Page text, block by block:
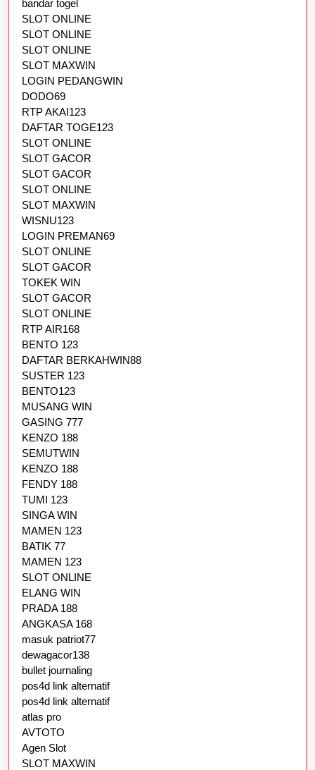
bandar togel
SLOT ONLINE
SLOT ONLINE
SLOT ONLINE
SLOT MAXWIN
LOGIN PEDANGWIN
DODO69
RTP AKAI123
DAFTAR TOGE123
SLOT ONLINE
SLOT GACOR
SLOT GACOR
SLOT ONLINE
SLOT MAXWIN
WISNU123
LOGIN PREMAN69
SLOT ONLINE
SLOT GACOR
TOKEK WIN
SLOT GACOR
SLOT ONLINE
RTP AIR168
BENTO 123
DAFTAR BERKAHWIN88
SUSTER 123
BENTO123
MUSANG WIN
GASING 777
KENZO 188
SEMUTWIN
KENZO 188
FENDY 188
TUMI 123
SINGA WIN
MAMEN 123
BATIK 77
MAMEN 123
SLOT ONLINE
ELANG WIN
PRADA 188
ANGKASA 168
masuk patriot77
dewagacor138
bullet journaling
pos4d link alternatif
pos4d link alternatif
atlas pro
AVTOTO
Agen Slot
SLOT MAXWIN